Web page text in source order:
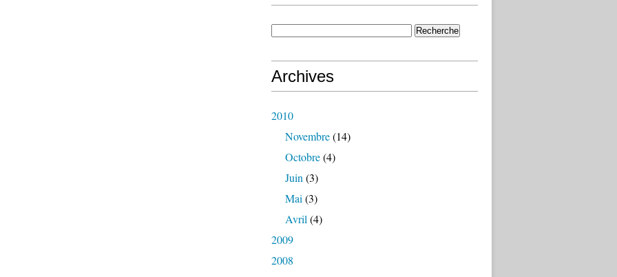
Archives
2010
Novembre(14)
Octobre(4)
Juin (3)
Mai (3)
Avril (4)
2009
2008